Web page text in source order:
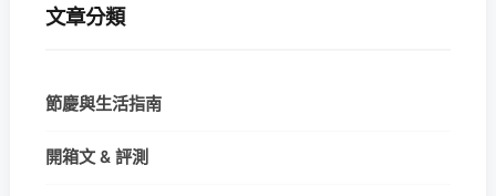
文章分類
節慶與生活指南
開箱文 & 評測